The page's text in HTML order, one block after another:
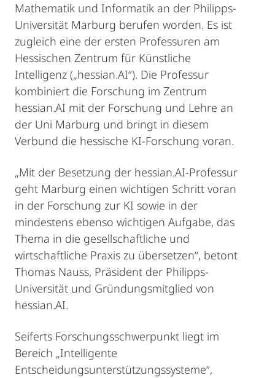
Mathematik und Informatik an der Philipps-
Universität Marburg berufen worden. Es ist
zugleich eine der ersten Professuren am
Hessischen Zentrum für Künstliche
Intelligenz („hessian.AI“). Die Professur
kombiniert die Forschung im Zentrum
hessian.AI mit der Forschung und Lehre an
der Uni Marburg und bringt in diesem
Verbund die hessische KI-Forschung voran.
„Mit der Besetzung der hessian.AI-Professur
geht Marburg einen wichtigen Schritt voran
in der Forschung zur KI sowie in der
mindestens ebenso wichtigen Aufgabe, das
Thema in die gesellschaftliche und
wirtschaftliche Praxis zu übersetzen“, betont
Thomas Nauss, Präsident der Philipps-
Universität und Gründungsmitglied von
hessian.AI.
Seiferts Forschungsschwerpunkt liegt im
Bereich „Intelligente
Entscheidungsunterstützungssysteme“,